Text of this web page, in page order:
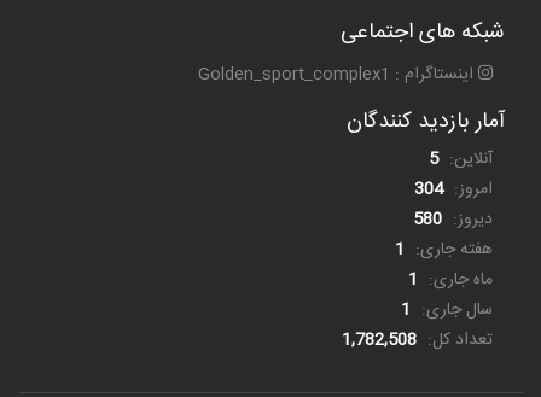
شبکه های اجتماعی
اینستاگرام : Golden_sport_complex1
آمار بازدید کنندگان
آنلاین: 5
امروز: 304
دیروز: 580
هفته جاری: 1
ماه جاری: 1
سال جاری: 1
تعداد کل: 1,782,508